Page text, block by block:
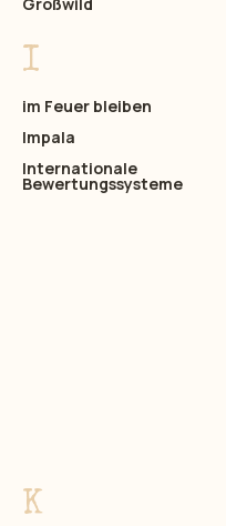
I
im Feuer bleiben
Impala
Internationale
Bewertungssysteme
K